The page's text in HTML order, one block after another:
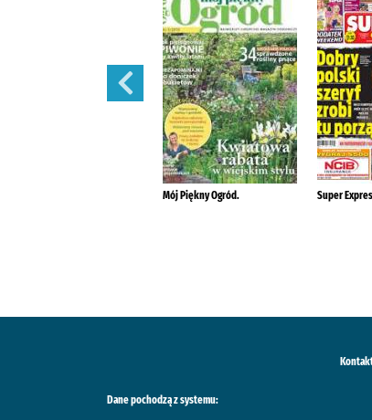
Mój Piękny Ogród. Super
Dane pochodzą z systemu: